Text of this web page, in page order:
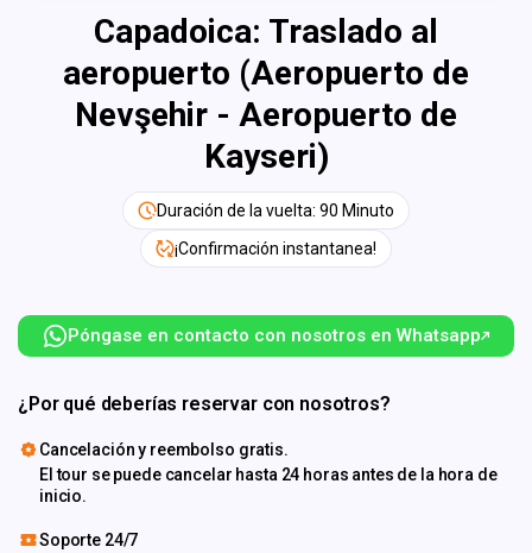
Capadoica: Traslado al
aeropuerto (Aeropuerto de
Nevşehir - Aeropuerto de
Kayseri)
Duración de la vuelta: 90 Minuto
¡Confirmación instantanea!
Póngase en contacto con nosotros en Whatsapp
¿Por qué deberías reservar con nosotros?
Cancelación y reembolso gratis.
El tour se puede cancelar hasta 24 horas antes de la hora de
inicio.
Soporte 24/7